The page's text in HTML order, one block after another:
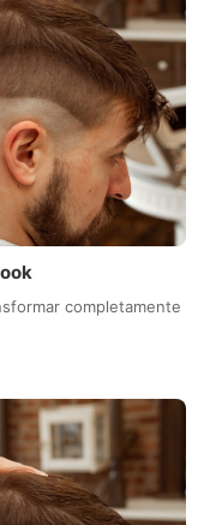
completamente